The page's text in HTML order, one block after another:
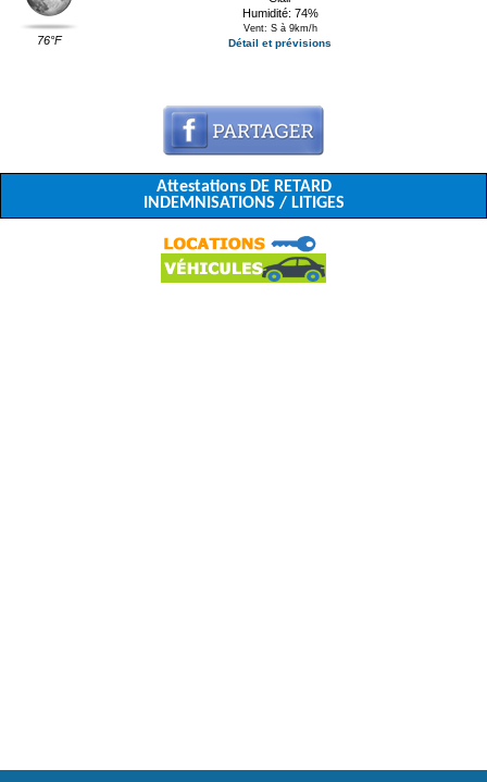
76°F
Humidité: 74%
Vent: S à 9km/h
Détail et prévisions
Attestations DE RETARD
INDEMNISATIONS / LITIGES